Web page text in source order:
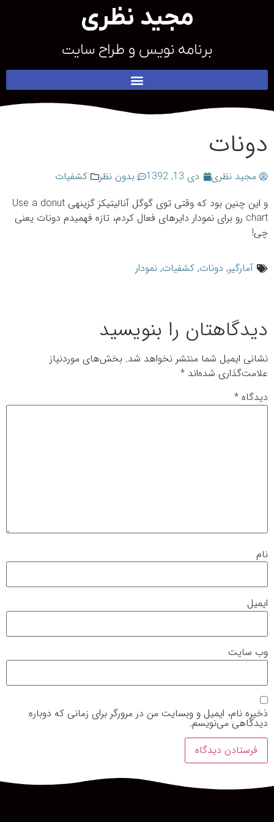
مجید نظری
برنامه نویس و طراح سایت
دونات
مجید نظری دی 13, 1392 بدون نظر
کشفیات
و این چنین بود که وقتی توی گوگل آنالیتیکز گزینه‎ی Use a donut
chart رو برای نمودار دایره‎ای فعال کردم، تازه فهمیدم دونات یعنی
چی!
آمارگیر, دونات, کشفیات, نمودار
دیدگاهتان را بنویسید
نشانی ایمیل شما منتشر نخواهد شد. بخش‌های موردنیاز
علامت‌گذاری شده‌اند *
دیدگاه *
نام
ایمیل
وب‌ سایت
ذخیره نام، ایمیل و وبسایت من در مرورگر برای زمانی که دوباره
دیدگاهی می‌نویسم.